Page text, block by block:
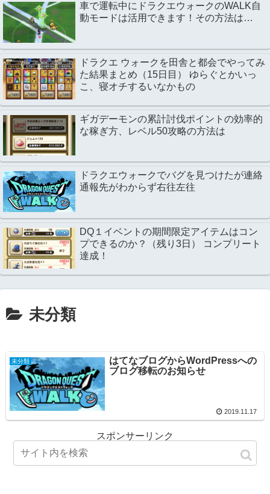
車で運転中にドラクエウォークのWALK自
動モードは活用できます！その方法は…
ドラクエ ウォークを田舎と都会でやってみ
た結果まとめ（15日目） ゆらぐとかいっ
こ、寝オチするいなかもの
ギガデーモンの累計討伐ポイントの効率的
な稼ぎ方、レベル50攻略の方法は
ドラクエウォークでバグを見つけたが連絡
通報先がわからず右往左往
DQ１イベントの期間限定アイテムはコン
プできるのか？（残り3日） コンプリート
達成！
未分類
未分類
はてなブログからWordPressへの
ブログ移転のお知らせ
2019.11.17
スポンサーリンク